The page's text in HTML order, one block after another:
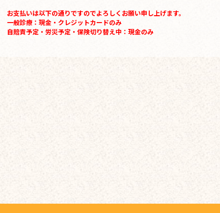
お支払いは以下の通りですのでよろしくお願い申し上げます。
一般診療：現金・クレジットカードのみ
自賠責予定・労災予定・保険切り替え中：現金のみ